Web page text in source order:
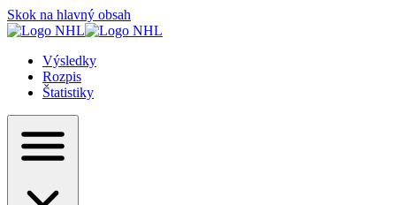
Skok na hlavný obsah
Výsledky
Rozpis
Štatistiky